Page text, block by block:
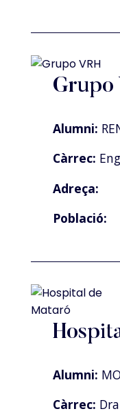
Grupo
Alumni:
Càrrec:
Adreça:
Població:
Alumni:
Càrrec: